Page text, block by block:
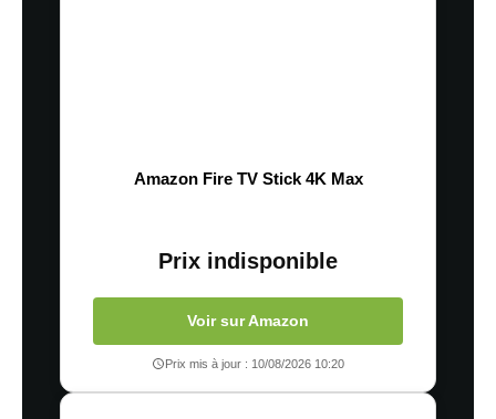
Amazon Fire TV Stick 4K Max
Prix indisponible
Voir sur Amazon
Prix mis à jour : 10/08/2026 10:20